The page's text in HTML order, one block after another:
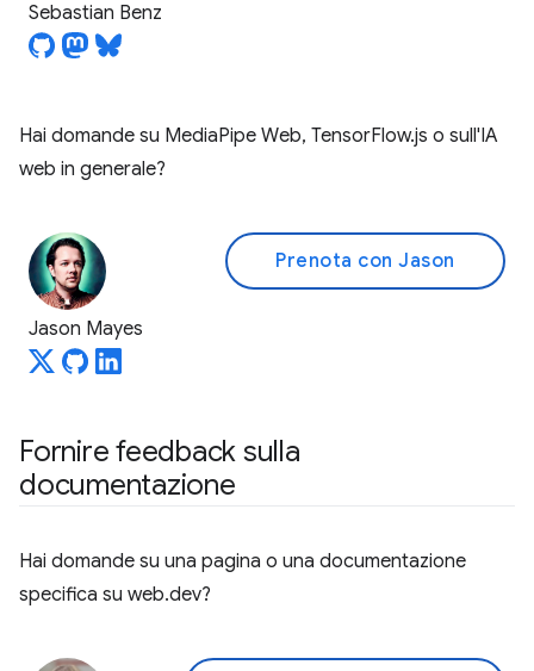
Sebastian Benz
Hai domande su MediaPipe Web, TensorFlow.js o sull'IA
web in generale?
Jason Mayes
Prenota con Jason
Fornire feedback sulla
documentazione
Hai domande su una pagina o una documentazione
specifica su web.dev?